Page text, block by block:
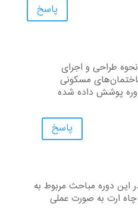
پاسخ
نحوه طراحی و اجرای
مسکونی
پوشش داده شده
پاسخ
این دوره مباحث مربوط به
چاه ارت به صورت عملی